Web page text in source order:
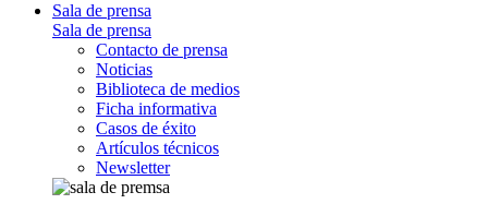
Sala de prensa
Sala de prensa
Contacto de prensa
Noticias
Biblioteca de medios
Ficha informativa
Casos de éxito
Artículos técnicos
Newsletter